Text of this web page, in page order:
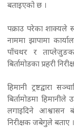
बताइएको छ ।
पक्राउ परेका शाक्यले
नाममा झापामा
पाँचथर र
बिर्तामोडका प्रहरी
हिमानी ट्रष्टद्वारा
बिर्तामोडमा हिमानीले
लगाइदिने आश्वासन
निरीक्षक जबेगुले बताए ।